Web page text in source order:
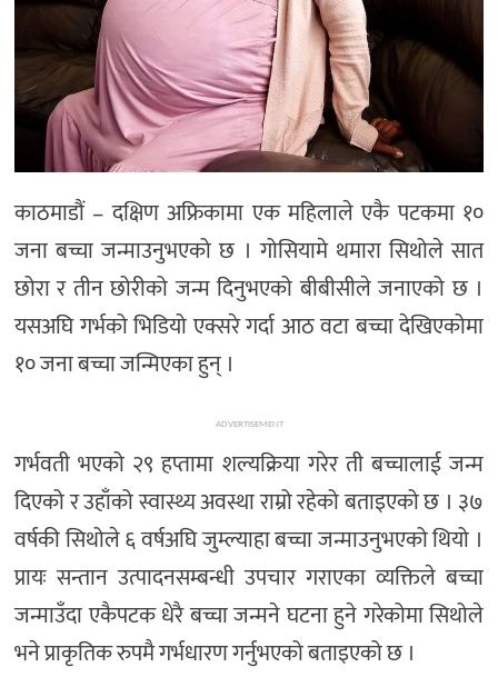
काठमाडौं – दक्षिण अफ्रिकामा एक महिलाले एकै पटकमा १०
जना बच्चा जन्माउनुभएको छ । गोसियामे थमारा सिथोले सात
छोरा र तीन छोरीको जन्म दिनुभएको बीबीसीले जनाएको छ ।
यसअघि गर्भको भिडियो एक्सरे गर्दा आठ वटा बच्चा देखिएकोमा
१० जना बच्चा जन्मिएका हुन् ।
ADVERTISEMENT
गर्भवती भएको २९ हप्तामा शल्यक्रिया गरेर ती बच्चालाई जन्म
दिएको र उहाँको स्वास्थ्य अवस्था राम्रो रहेको बताइएको छ । ३७
वर्षकी सिथोले ६ वर्षअघि जुम्ल्याहा बच्चा जन्माउनुभएको थियो ।
प्रायः सन्तान उत्पादनसम्बन्धी उपचार गराएका व्यक्तिले बच्चा
जन्माउँदा एकैपटक धेरै बच्चा जन्मने घटना हुने गरेकोमा सिथोले
भने प्राकृतिक रुपमै गर्भधारण गर्नुभएको बताइएको छ ।